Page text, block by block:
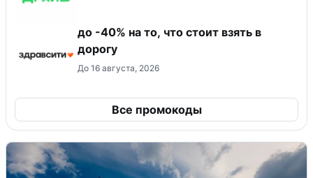
до -40% на то, что стоит взять в
дорогу
До 16 августа, 2026
Все промокоды